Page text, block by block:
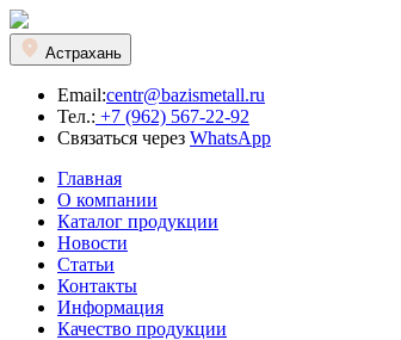
Астрахань
Email:centr@bazismetall.ru
Тел.: +7 (962) 567-22-92
Связаться через WhatsApp
Главная
О компании
Каталог продукции
Новости
Статьи
Контакты
Информация
Качество продукции